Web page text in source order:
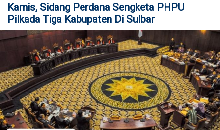
Kamis, Sidang Perdana Sengketa PHPU
Pilkada Tiga Kabupaten Di Sulbar